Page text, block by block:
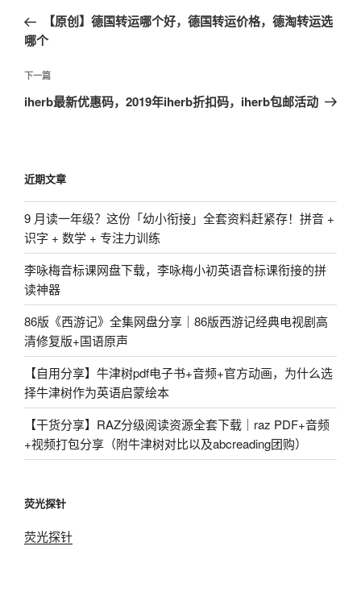
导
航
一
篇
章
【原创】德国转运哪个好，德国转运价格，德淘转运选
哪个
下
一
下一篇
iherb最新优惠码，2019年iherb折扣码，iherb包邮活动
近期文章
9 月读一年级？这份「幼小衔接」全套资料赶紧存！拼音 +
识字 + 数学 + 专注力训练
李咏梅音标课网盘下载，李咏梅小初英语音标课衔接的拼
读神器
86版《西游记》全集网盘分享｜86版西游记经典电视剧高
清修复版+国语原声
【自用分享】牛津树pdf电子书+音频+官方动画，为什么选
择牛津树作为英语启蒙绘本
【干货分享】RAZ分级阅读资源全套下载｜raz PDF+音频
+视频打包分享（附牛津树对比以及abcreading团购）
荧光探针
荧光探针